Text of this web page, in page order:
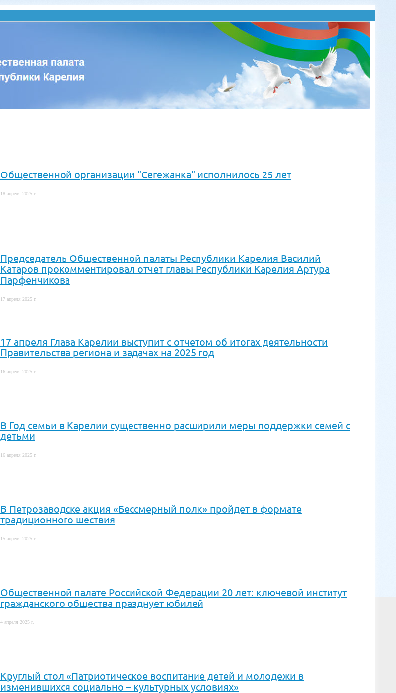
Общественной организации "Сегежанка" исполнилось 25 лет
18 апреля 2025 г.
Председатель Общественной палаты Республики Карелия Василий
Катаров прокомментировал отчет главы Республики Карелия Артура
Парфенчикова
17 апреля 2025 г.
17 апреля Глава Карелии выступит с отчетом об итогах деятельности
Правительства региона и задачах на 2025 год
16 апреля 2025 г.
В Год семьи в Карелии существенно расширили меры поддержки семей с
детьми
16 апреля 2025 г.
В Петрозаводске акция «Бессмерный полк» пройдет в формате
традиционного шествия
15 апреля 2025 г.
Общественной палате Российской Федерации 20 лет: ключевой институт
гражданского общества празднует юбилей
4 апреля 2025 г.
Круглый стол «Патриотическое воспитание детей и молодежи в
изменившихся социально – культурных условиях»